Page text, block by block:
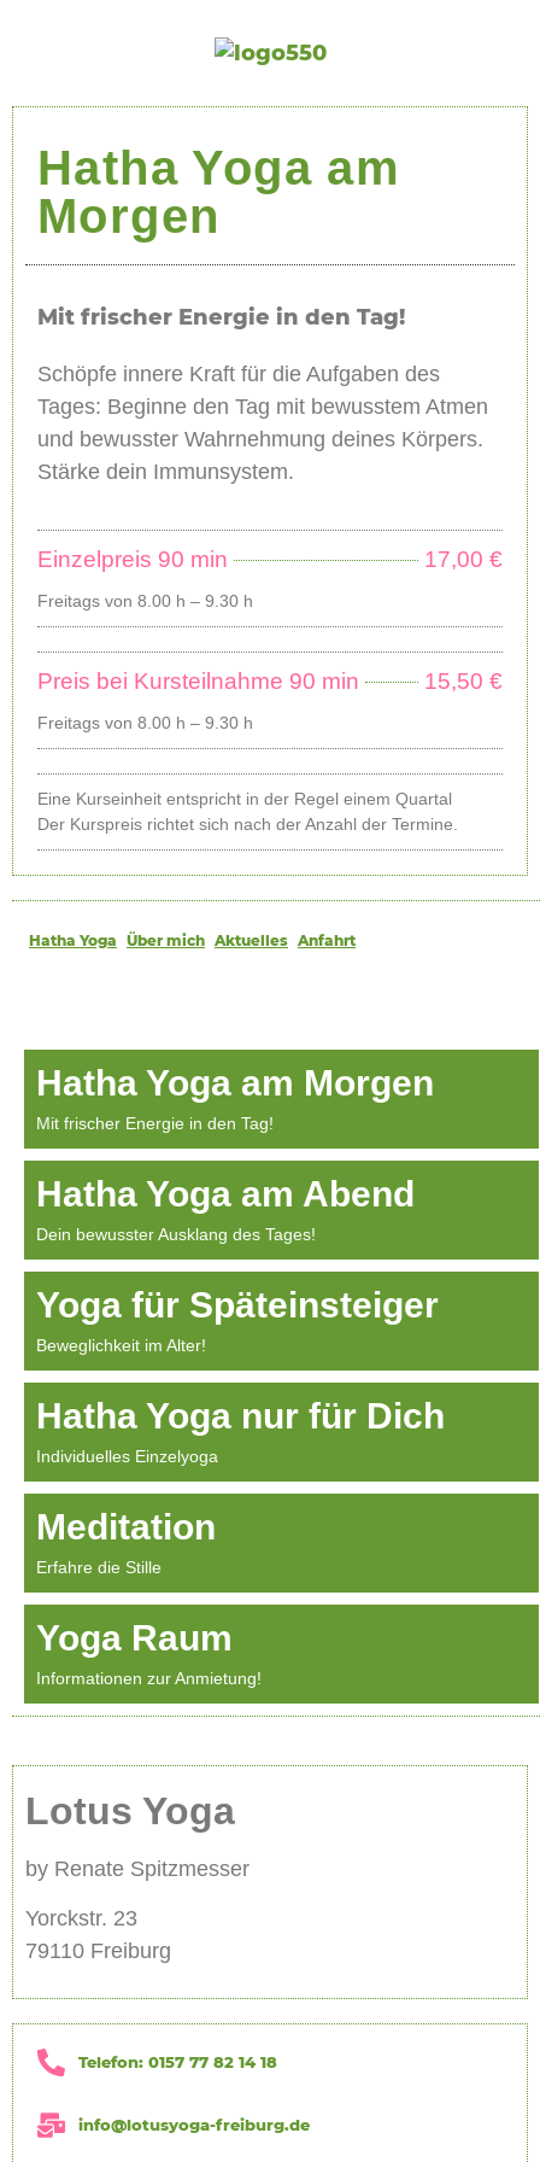
Hatha Yoga am
Morgen
Mit frischer Energie in den Tag!
Schöpfe innere Kraft für die Aufgaben des
Tages: Beginne den Tag mit bewusstem Atmen
und bewusster Wahrnehmung deines Körpers.
Stärke dein Immunsystem.
Einzelpreis 90 min 17,00 €
Freitags von 8.00 h – 9.30 h
Preis bei Kursteilnahme 90 min 15,50 €
Freitags von 8.00 h – 9.30 h
Eine Kurseinheit entspricht in der Regel einem Quartal
Der Kurspreis richtet sich nach der Anzahl der Termine.
Hatha Yoga Über mich Aktuelles Anfahrt
Hatha Yoga am Morgen
Mit frischer Energie in den Tag!
Hatha Yoga am Abend
Dein bewusster Ausklang des Tages!
Yoga für Späteinsteiger
Beweglichkeit im Alter!
Hatha Yoga nur für Dich
Individuelles Einzelyoga
Meditation
Erfahre die Stille
Yoga Raum
Informationen zur Anmietung!
Lotus Yoga
by Renate Spitzmesser
Yorckstr. 23
79110 Freiburg
Telefon: 0157 77 82 14 18
info@lotusyoga-freiburg.de